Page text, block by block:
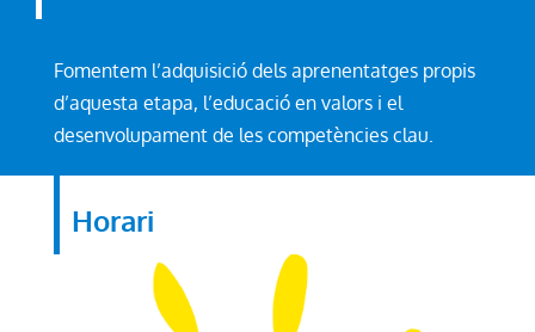
Fomentem l’adquisició dels aprenentatges propis
d’aquesta etapa, l’educació en valors i el
desenvolupament de les competències clau.
Horari